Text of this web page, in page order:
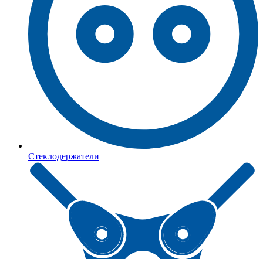
Стеклодержатели